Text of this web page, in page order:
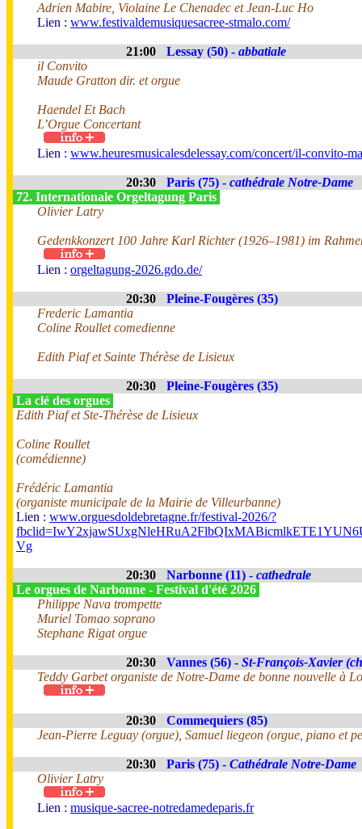
Adrien Mabire, Violaine Le Chenadec et Jean-Luc Ho
Lien : www.festivaldemusiquesacree-stmalo.com/
21:00 Lessay (50) - abbatiale
il Convito
Maude Gratton dir. et orgue
Haendel Et Bach
L’Orgue Concertant
Lien : www.heuresmusicalesdelessay.com/concert/il-convito-
20:30 Paris (75) - cathédrale Notre-Dame
72. Internationale Orgeltagung Paris
Olivier Latry
Gedenkkonzert 100 Jahre Karl Richter (1926–1981) im
Lien : orgeltagung-2026.gdo.de/
20:30
Pleine-Fougères (35)
Frederic Lamantia
Coline Roullet comedienne
Edith Piaf et Sainte Thérèse de Lisieux
20:30
Pleine-Fougères (35)
La clé des orgues
Edith Piaf et Ste-Thérèse de Lisieux
Coline Roullet
(comédienne)
Frédéric Lamantia
(organiste municipale de la Mairie de Villeurbanne)
Lien : www.orguesdoldebretagne.fr/festival-2026/?
Vg
20:30 Narbonne (11) - cathedrale
Le orgues de Narbonne - Festival d'été 2026
Philippe Nava trompette
Muriel Tomao soprano
Stephane Rigat orgue
20:30 Vannes (56) - St-François-Xavier
Teddy Garbet organiste de Notre-Dame de bonne nouvelle à
20:30
Commequiers (85)
Jean-Pierre Leguay (orgue), Samuel liegeon (orgue, piano et
20:30 Paris (75) - Cathédrale Notre-Dame
Olivier Latry
Lien : musique-sacree-notredamedeparis.fr